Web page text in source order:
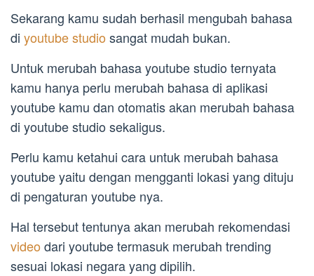
Sekarang kamu sudah berhasil mengubah bahasa
di youtube studio sangat mudah bukan.
Untuk merubah bahasa youtube studio ternyata
kamu hanya perlu merubah bahasa di aplikasi
youtube kamu dan otomatis akan merubah bahasa
di youtube studio sekaligus.
Perlu kamu ketahui cara untuk merubah bahasa
youtube yaitu dengan mengganti lokasi yang dituju
di pengaturan youtube nya.
Hal tersebut tentunya akan merubah rekomendasi
video dari youtube termasuk merubah trending
sesuai lokasi negara yang dipilih.